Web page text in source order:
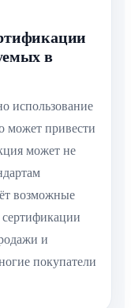
в
использование
может привести
может не
возможные
и
покупатели